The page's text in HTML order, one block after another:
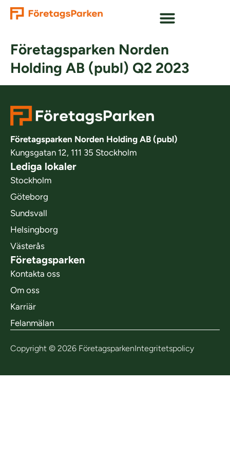
Företagsparken Norden
Holding AB (publ) Q2 2023
Företagsparken Norden Holding AB (publ)
Kungsgatan 12, 111 35 Stockholm
Lediga lokaler
Stockholm
Göteborg
Sundsvall
Helsingborg
Västerås
Företagsparken
Kontakta oss
Om oss
Karriär
Felanmälan
Copyright © 2026 FöretagsparkenIntegritetspolicy